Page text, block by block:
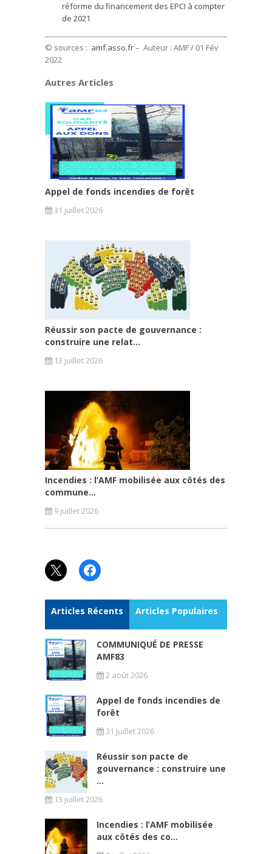
réforme du financement des EPCI à compter
de 2021
© sources : amf.asso.fr– Auteur : AMF / 01 Fév
2022
Autres Articles
Appel de fonds incendies de forêt
31 juillet 2026
Réussir son pacte de gouvernance :
construire une relat...
13 juillet 2026
Incendies : l’AMF mobilisée aux côtés des
commune...
9 juillet 2026
X Facebook
Articles Récents Articles Populaires
COMMUNIQUÉ DE PRESSE
AMF83
2 août 2026
Appel de fonds incendies de
forêt
31 juillet 2026
Réussir son pacte de
gouvernance : construire une
...
13 juillet 2026
Incendies : l’AMF mobilisée
aux côtés des co...